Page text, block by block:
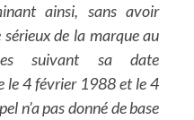
ainsi, sans avoir
sérieux de la marque au
suivant sa date
le 4 février 1988 et le 4
n’a pas donné de base